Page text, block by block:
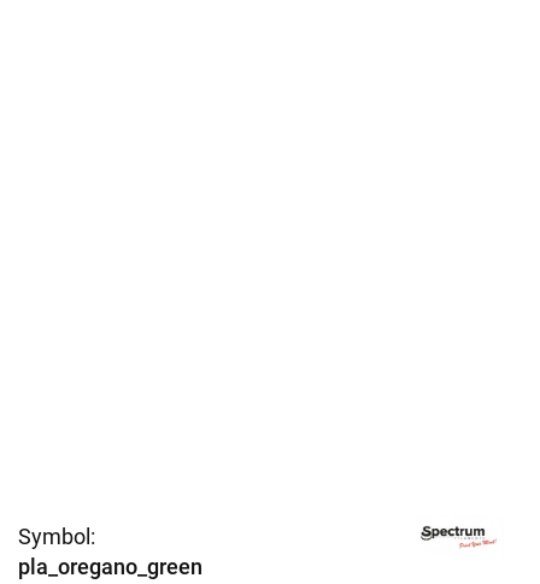
Symbol:
pla_oregano_green